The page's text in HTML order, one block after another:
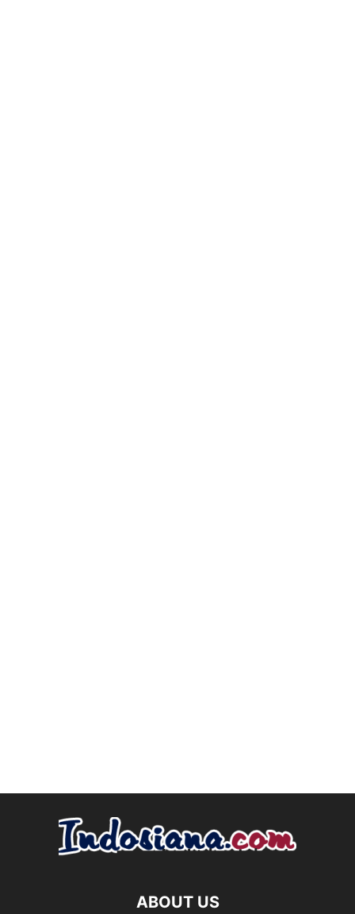
ABOUT US